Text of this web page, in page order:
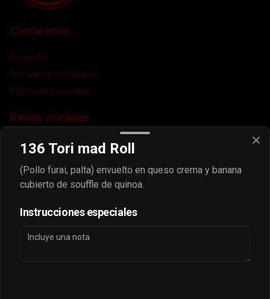
Conócenos
Despacho
Términos y condiciones
Política de privacidad
Redes sociales
Instagram
TikTok
Mi cuenta
136 Tori mad Roll
(Pollo furai, palta) envuelto en queso crema y banana
cubierto de souffle de quinoa.
Instrucciones especiales